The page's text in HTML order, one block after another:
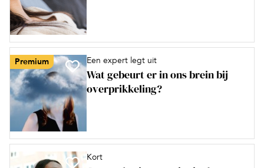
Premium Een expert legt uit
Wat gebeurt er in ons brein bij
overprikkeling?
Kort